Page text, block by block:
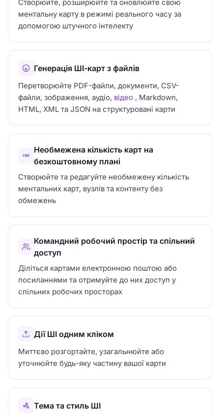
Створюйте, розширюйте та оновлюйте свою
ментальну карту в режимі реального часу за
допомогою штучного інтелекту
Генерація ШІ-карт з файлів
Перетворюйте PDF-файли, документи, CSV-
файли, зображення, аудіо, відео , Markdown,
HTML, XML та JSON на структуровані карти
Необмежена кількість карт на
безкоштовному плані
Створюйте та редагуйте необмежену кількість
ментальних карт, вузлів та контенту без
обмежень
Командний робочий простір та спільний
доступ
Діліться картами електронною поштою або
посиланнями та отримуйте до них доступ у
спільних робочих просторах
Дії ШІ одним кліком
Миттєво розгортайте, узагальнюйте або
уточнюйте будь-яку частину вашої карти
Тема та стиль ШІ